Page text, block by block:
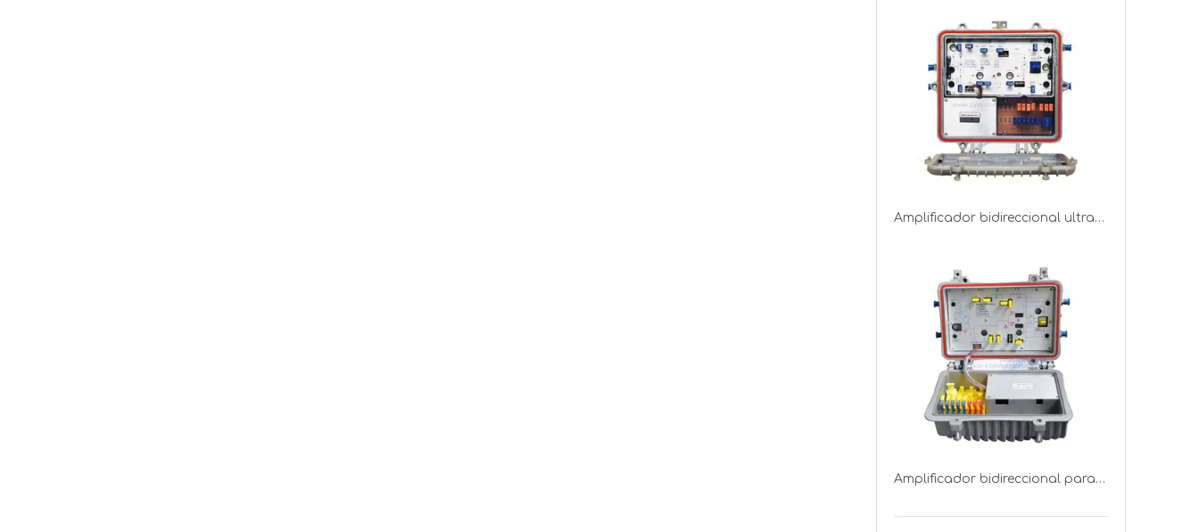
Amplificador bidireccional ultrafino para exteriores de 1.2GHz CATV Line WB-1200-KLED-1G2
Amplificador bidireccional para exteriores CATV Line Amplifier WB-1100-KL